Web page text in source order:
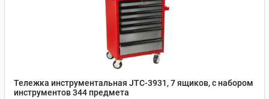
Тележка инструментальная JTC-3931, 7 ящиков, с набором
инструментов 344 предмета